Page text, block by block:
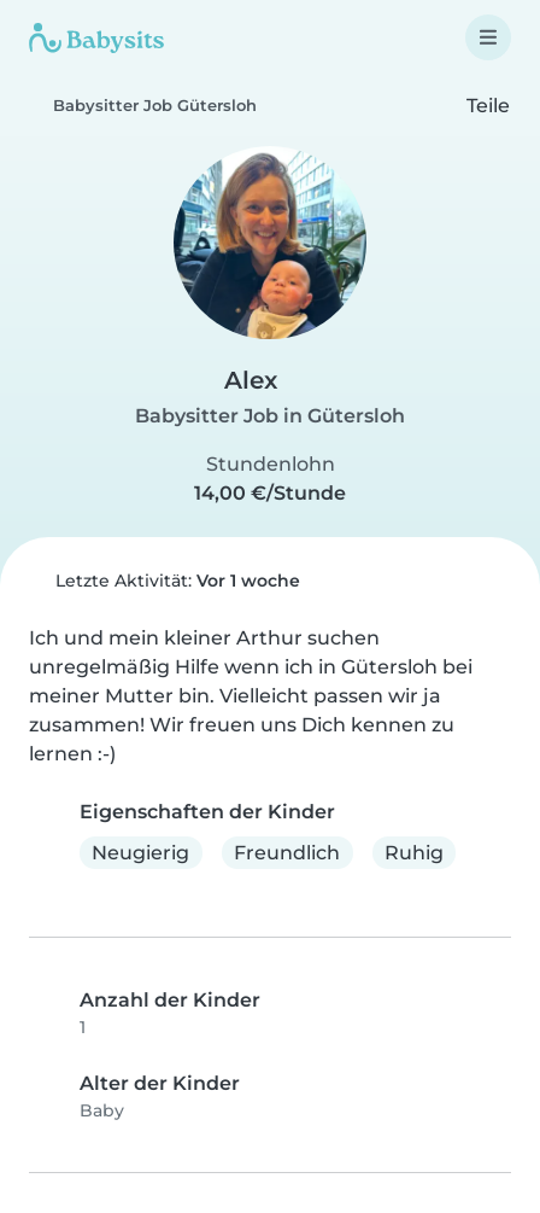
Babysitter Job Gütersloh Teile
Alex
Babysitter Job in Gütersloh
Stundenlohn
14,00 €/Stunde
Letzte Aktivität: Vor 1 woche
Ich und mein kleiner Arthur suchen
unregelmäßig Hilfe wenn ich in Gütersloh bei
meiner Mutter bin. Vielleicht passen wir ja
zusammen! Wir freuen uns Dich kennen zu
lernen :-)
Eigenschaften der Kinder
Neugierig
Freundlich Ruhig
Anzahl der Kinder
1
Alter der Kinder
Baby